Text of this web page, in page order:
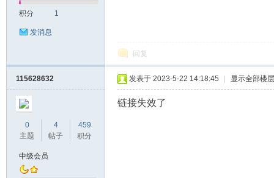
积分 1
发消息
回复
115628632
0
主题
4
帖子
459
积分
中级会员
发表于 2023-5-22 14:18:45 显示全部楼层
链接失效了